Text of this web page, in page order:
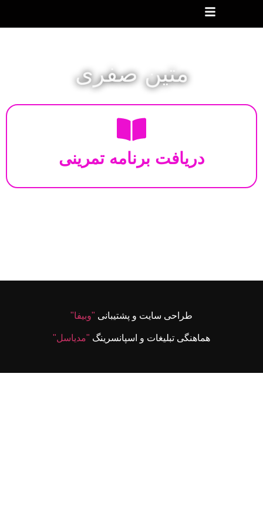
متین صفری
دریافت برنامه تمرینی
طراحی سایت و پشتیبانی "وبیفا"
هماهنگی تبلیغات و اسپانسرینگ "مدیاسل"